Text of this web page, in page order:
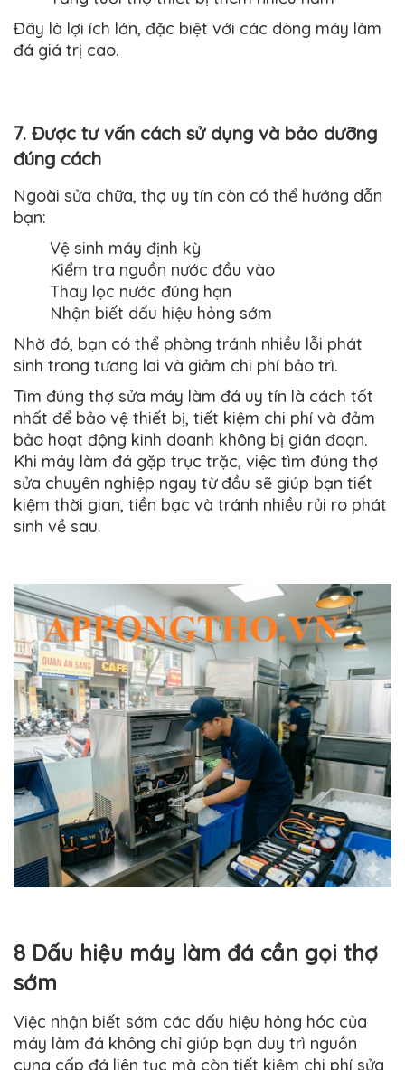
Đây là lợi ích lớn, đặc biệt với các dòng máy làm
đá giá trị cao.
7. Được tư vấn cách sử dụng và bảo dưỡng
đúng cách
Ngoài sửa chữa, thợ uy tín còn có thể hướng dẫn
bạn:
Vệ sinh máy định kỳ
Kiểm tra nguồn nước đầu vào
Thay lọc nước đúng hạn
Nhận biết dấu hiệu hỏng sớm
Nhờ đó, bạn có thể phòng tránh nhiều lỗi phát
sinh trong tương lai và giảm chi phí bảo trì.
Tìm đúng thợ sửa máy làm đá uy tín là cách tốt
nhất để bảo vệ thiết bị, tiết kiệm chi phí và đảm
bảo hoạt động kinh doanh không bị gián đoạn.
Khi máy làm đá gặp trục trặc, việc tìm đúng thợ
sửa chuyên nghiệp ngay từ đầu sẽ giúp bạn tiết
kiệm thời gian, tiền bạc và tránh nhiều rủi ro phát
sinh về sau.
8 Dấu hiệu máy làm đá cần gọi thợ
sớm
Việc nhận biết sớm các dấu hiệu hỏng hóc của
máy làm đá không chỉ giúp bạn duy trì nguồn
cung cấp đá liên tục mà còn tiết kiệm chi phí sửa